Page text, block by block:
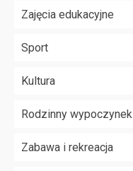
Zajęcia edukacyjne
Sport
Kultura
Rodzinny wypoczynek
Zabawa i rekreacja